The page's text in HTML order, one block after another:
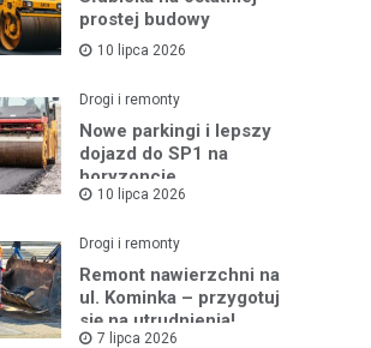
prostej budowy
10 lipca 2026
Drogi i remonty
Nowe parkingi i lepszy
dojazd do SP1 na
horyzoncie
10 lipca 2026
Drogi i remonty
Remont nawierzchni na
ul. Kominka – przygotuj
się na utrudnienia!
7 lipca 2026